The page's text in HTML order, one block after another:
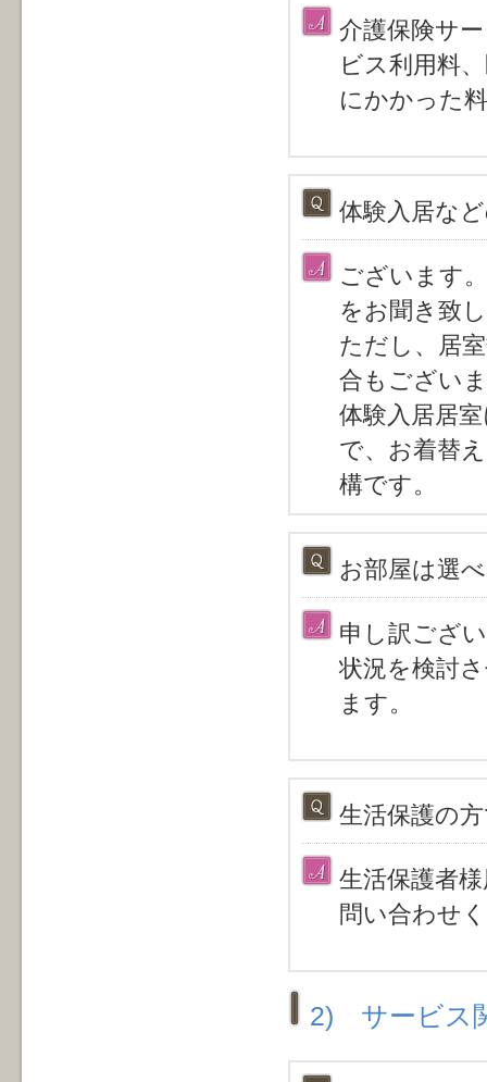
介護保険サ
ビス利用料
にかかった
体験入居な
ございます
をお聞き致
ただし、居
合もござい
体験入居居
で、お着替
構です。
お部屋は選
申し訳ござ
状況を検討
ます。
生活保護の
生活保護者
問い合わせ
2) サービス